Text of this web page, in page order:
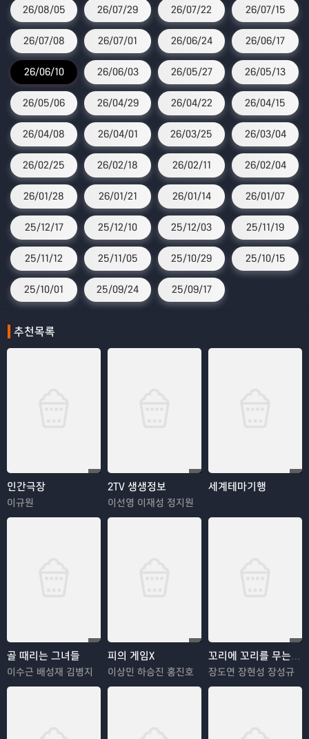
26/08/05 26/07/29 26/07/22 26/07/15
26/07/08 26/07/01 26/06/24 26/06/17
26/06/10 26/06/03 26/05/27 26/05/13
26/05/06 26/04/29 26/04/22 26/04/15
26/04/08 26/04/01 26/03/25 26/03/04
26/02/25 26/02/18 26/02/11 26/02/04
26/01/28 26/01/21 26/01/14 26/01/07
25/12/17 25/12/10 25/12/03 25/11/19
25/11/12 25/11/05 25/10/29 25/10/15
25/10/01 25/09/24 25/09/17
추천목록
인간극장
이규원
2TV 생생정보
이선영 이재성 정지원
세계테마기행
골 때리는 그녀들
이수근 배성재 김병지
피의 게임X
이상민 하승진 홍진호
꼬리에 꼬리를 무는 그날 이야기
장도연 장현성 장성규